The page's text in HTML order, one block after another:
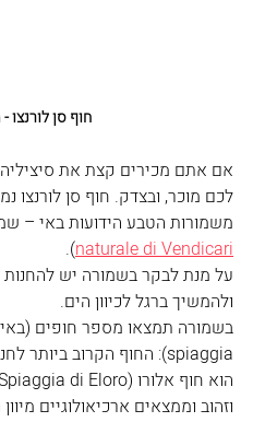
חוף סן לורנצו
אם אתם מכירים קצת את
לכם מוכר, ובצדק. חוף סן
משמורות הטבע הידועות באי –
naturale di Vendicari
).
על מנת לבקר בשמורה יש להחנות
ולהמשיך ברגל לכיוון הים.
בשמורה תמצאו מספר חופים
וזהוב וממצאים ארכיאולוגיים